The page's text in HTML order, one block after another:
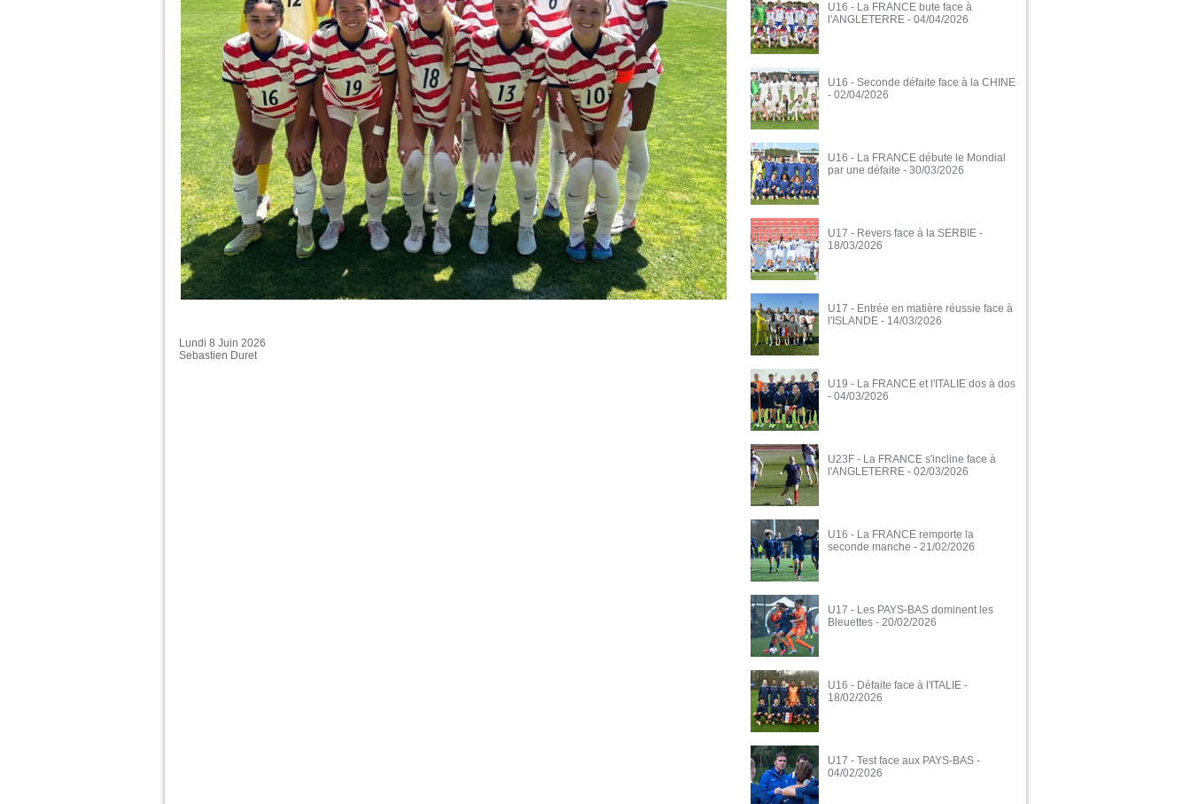
Lundi 8 Juin 2026
Sebastien Duret
U16 - La FRANCE bute face à
l'ANGLETERRE - 04/04/2026
U16 - Seconde défaite face à la CHINE
- 02/04/2026
U16 - La FRANCE débute le Mondial
par une défaite - 30/03/2026
U17 - Revers face à la SERBIE -
18/03/2026
U17 - Entrée en matière réussie face à
l'ISLANDE - 14/03/2026
U19 - La FRANCE et l'ITALIE dos à dos
- 04/03/2026
U23F - La FRANCE s'incline face à
l'ANGLETERRE - 02/03/2026
U16 - La FRANCE remporte la
seconde manche - 21/02/2026
U17 - Les PAYS-BAS dominent les
Bleuettes - 20/02/2026
U16 - Défaite face à l'ITALIE -
18/02/2026
U17 - Test face aux PAYS-BAS -
04/02/2026